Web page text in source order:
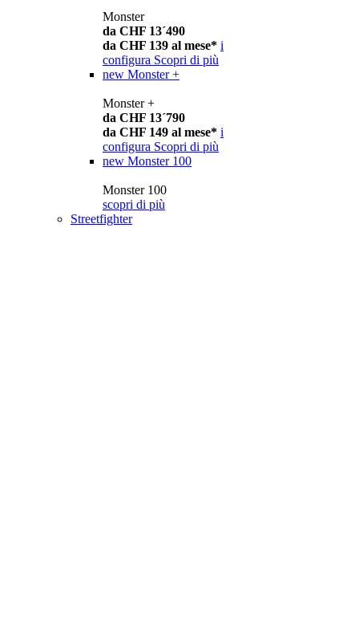
Monster
da CHF 13´490
da CHF 139 al mese* i
configura Scopri di più
new Monster +
Monster +
da CHF 13´790
da CHF 149 al mese* i
configura Scopri di più
new Monster 100
Monster 100
scopri di più
Streetfighter